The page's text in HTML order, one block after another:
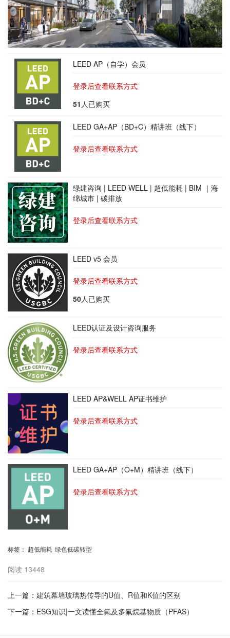
LEED AP（自学）会员
登录后查看联系方式
51 人已购买
LEED GA+AP（BD+C）精讲班（线下）
登录后查看联系方式
绿建咨询 | LEED WELL | 超低能耗 | BIM ｜海
绵城市 | 碳排放
登录后查看联系方式
LEED v5 会员
登录后查看联系方式
50人已购买
LEED认证及设计咨询服务
登录后查看联系方式
LEED AP&WELL AP证书维护
登录后查看联系方式
LEED GA+AP（O+M）精讲班（线下）
登录后查看联系方式
标签： 超低能耗 绿色低碳转型
阅读 13448
上一篇： 建筑幕墙玻璃热传导的U值、R值和K值的区别
下一篇： ESG知识|一文读懂全氟及多氟烷基物质（PFAS）